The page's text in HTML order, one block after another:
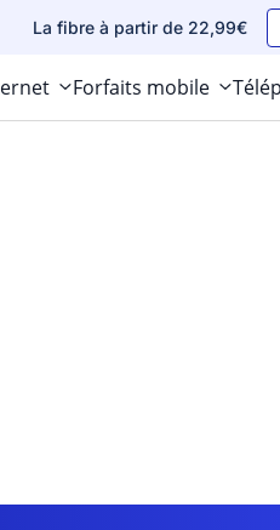
La fibre à partir de 22,99€
Forfaits mobile